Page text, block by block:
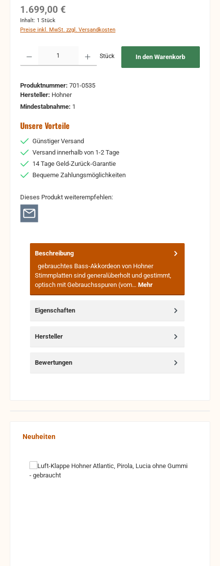
Regulärer Preis:
1.699,00 €
Inhalt: 1 Stück
Preise inkl. MwSt. zzgl. Versandkosten
Stück In den Warenkorb
Produktnummer: 701-0535
Hersteller: Hohner
Mindestabnahme: 1
Unsere Vorteile
Günstiger Versand
Versand innerhalb von 1-2 Tage
14 Tage Geld-Zurück-Garantie
Bequeme Zahlungsmöglichkeiten
Dieses Produkt weiterempfehlen:
Beschreibung
gebrauchtes Bass-Akkordeon von Hohner
Stimmplatten sind generalüberholt und gestimmt,
optisch mit Gebrauchsspuren (vom… Mehr
Eigenschaften
Hersteller
Bewertungen
Produktgalerie überspringen
Neuheiten